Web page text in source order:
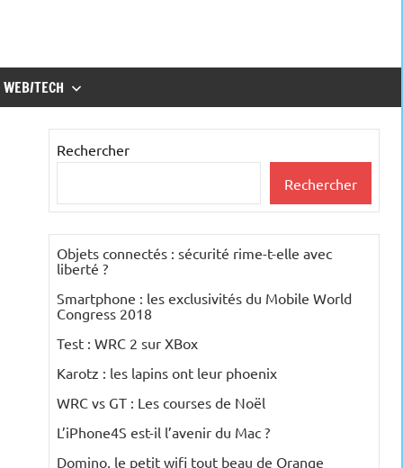
WEB/TECH
Rechercher
Rechercher
Objets connectés : sécurité rime-t-elle avec
liberté ?
Smartphone : les exclusivités du Mobile World
Congress 2018
Test : WRC 2 sur XBox
Karotz : les lapins ont leur phoenix
WRC vs GT : Les courses de Noël
L’iPhone4S est-il l’avenir du Mac ?
Domino, le petit wifi tout beau de Orange